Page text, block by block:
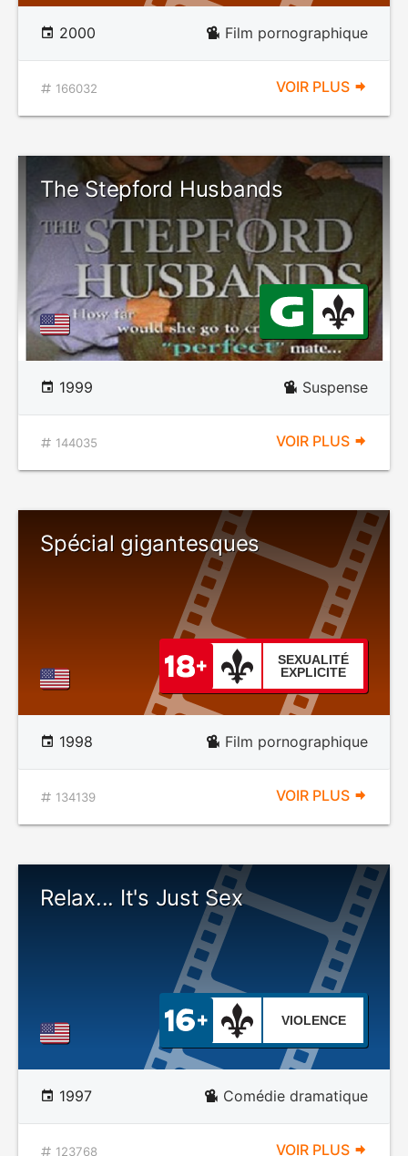
2000 Film pornographique
166032 VOIR PLUS
The Stepford Husbands
1999 Suspense
144035 VOIR PLUS
Spécial gigantesques
SEXUALITÉ
EXPLICITE
1998 Film pornographique
134139 VOIR PLUS
Relax... It's Just Sex
VIOLENCE
1997 Comédie dramatique
123768 VOIR PLUS